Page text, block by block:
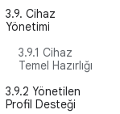
3.9. Cihaz
Yönetimi
3.9.1 Cihaz
Temel Hazırlığı
3.9.2 Yönetilen
Profil Desteği